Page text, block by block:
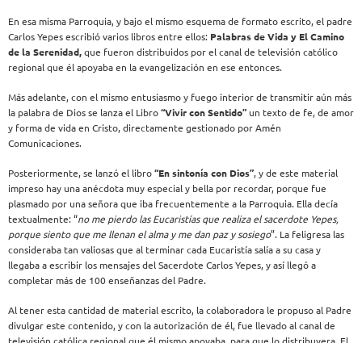
En esa misma Parroquia, y bajo el mismo esquema de formato escrito, el padre
Carlos Yepes escribió varios libros entre ellos: Palabras de Vida y El Camino
de la Serenidad,que fueron distribuidos por el canal de televisión católico
regional que él apoyaba en la evangelización en ese entonces.
Más adelante, con el mismo entusiasmo y fuego interior de transmitir aún más
la palabra de Dios se lanza el Libro“Vivir con Sentido” un texto de fe, de amor
y forma de vida en Cristo, directamente gestionado por Amén
Comunicaciones.
Posteriormente, se lanzó el libro“En sintonía con Dios”, y de este material
impreso hay una anécdota muy especial y bella por recordar, porque fue
plasmado por una señora que iba frecuentemente a la Parroquia. Ella decía
textualmente: “no me pierdo las Eucaristías que realiza el sacerdote Yepes,
porque siento que me llenan el alma y me dan paz y sosiego”. La feligresa las
consideraba tan valiosas que al terminar cada Eucaristía salía a su casa y
llegaba a escribir los mensajes del Sacerdote Carlos Yepes, y así llegó a
completar más de 100 enseñanzas del Padre.
Al tener esta cantidad de material escrito, la colaboradora le propuso al Padre
divulgar este contenido, y con la autorización de él, fue llevado al canal de